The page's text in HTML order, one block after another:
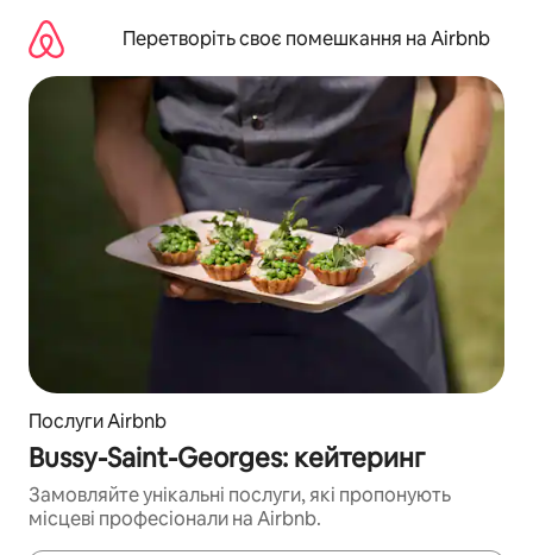
вмісту
Перетворіть своє помешкання на Airbnb
Послуги Airbnb
Bussy-Saint-Georges: кейтеринг
Замовляйте унікальні послуги, які пропонують
місцеві професіонали на Airbnb.